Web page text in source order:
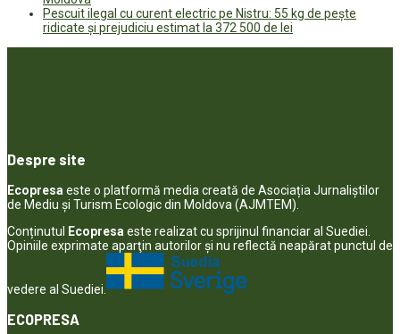
Pescuit ilegal cu curent electric pe Nistru: 55 kg de pește
ridicate și prejudiciu estimat la 372 500 de lei
Despre site
Ecopresa este o platformă media creată de Asociația Jurnaliștilor
de Mediu și Turism Ecologic din Moldova (AJMTEM).
Conținutul Ecopresa este realizat cu sprijinul financiar al Suediei.
Opiniile exprimate aparţin autorilor şi nu reflectă neapărat punctul de
vedere al Suediei.
ECOPRESA